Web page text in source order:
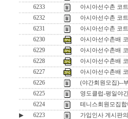
6233
아시아선수촌 코
6232
아시아선수촌 코
6231
아시아선수촌 코
6230
아시아선수촌배
6229
아시아선수촌배
6228
아시아선수촌배
6227
아시아선수촌배
6226
(야간회원모집)--
6225
영도클럽-평일야
6224
테니스회원모집
▶
6223
가입인사 게시판